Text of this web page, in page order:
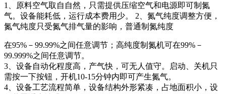
1、原料空气取自自然，只需提供压缩空气和电源即可制氮
气。设备能耗低，运行成本费用少。 2、氮气纯度调整方便，
氮气纯度只受氮气排气量的影响，普通制氮纯度
在95%－99.99%之间任意调节；高纯度制氮机可在99%－
99.999%之间任意调节。
3、设备自动化程度高，产气快，可无人值守。启动、关机只
需按一下按钮，开机10-15分钟内即可产生氮气。
4、设备工艺流程简单，设备结构外形紧凑，占地面积小，设